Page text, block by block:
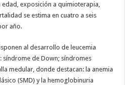
edad, exposición a quimioterapia,
se estima en cuatro a seis
año.
al desarrollo de leucemia
síndrome de Down; síndromes
medular, donde destacan: la anemia
(SMD) y la hemoglobinuria